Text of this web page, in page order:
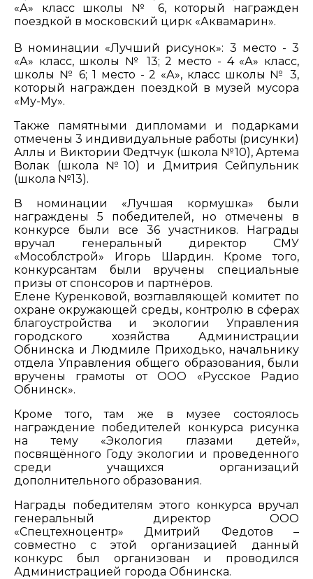
«А» класс школы № 6, который награжден
поездкой в московский цирк «Аквамарин».
В номинации «Лучший рисунок»: 3 место - 3
«А» класс, школы № 13; 2 место - 4 «А» класс,
школы № 6; 1 место - 2 «А», класс школы № 3,
который награжден поездкой в музей мусора
«Му-Му».
Также памятными дипломами и подарками
отмечены 3 индивидуальные работы (рисунки)
Аллы и Виктории Федтчук (школа №10), Артема
Волак (школа №10) и Дмитрия Сейпульник
(школа №13).
В номинации «Лучшая кормушка» были
награждены 5 победителей, но отмечены в
конкурсе были все 36 участников. Награды
вручал генеральный директор СМУ
«Мособлстрой» Игорь Шардин. Кроме того,
конкурсантам были вручены специальные
призы от спонсоров и партнёров.
Елене Куренковой, возглавляющей комитет по
охране окружающей среды, контролю в сферах
благоустройства и экологии Управления
городского хозяйства Администрации
Обнинска и Людмиле Приходько, начальнику
отдела Управления общего образования, были
вручены грамоты от ООО «Русское Радио
Обнинск».
Кроме того, там же в музее состоялось
награждение победителей конкурса рисунка
на тему «Экология глазами детей»,
посвящённого Году экологии и проведенного
среди учащихся организаций
дополнительного образования.
Награды победителям этого конкурса вручал
генеральный директор ООО
«Спецтехноцентр» Дмитрий Федотов –
совместно с этой организацией данный
конкурс был организован и проводился
Администрацией города Обнинска.